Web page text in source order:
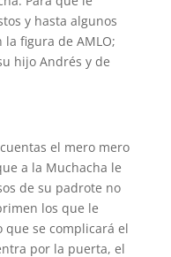
y hasta algunos
figura de AMLO;
hijo Andrés y de
el mero mero
a la Muchacha le
de su padrote no
los que le
que se complicará el
por la puerta, el